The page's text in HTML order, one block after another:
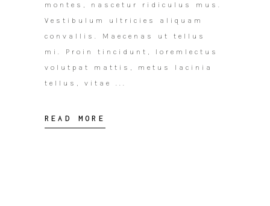
montes, nascetur ridiculus mus.
Vestibulum ultricies aliquam
convallis. Maecenas ut tellus
mi. Proin tincidunt, loremlectus
volutpat mattis, metus lacinia
tellus, vitae
READ MORE